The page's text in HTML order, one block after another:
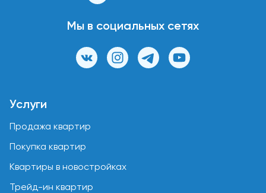
Мы в социальных сетях
Услуги
Продажа квартир
Покупка квартир
Квартиры в новостройках
Трейд-ин квартир